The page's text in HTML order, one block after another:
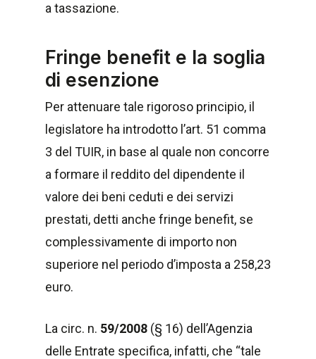
a tassazione.
Fringe benefit e la soglia
di esenzione
Per attenuare tale rigoroso principio, il
legislatore ha introdotto l’art. 51 comma
3 del TUIR, in base al quale non concorre
a formare il reddito del dipendente il
valore dei beni ceduti e dei servizi
prestati, detti anche fringe benefit, se
complessivamente di importo non
superiore nel periodo d’imposta a 258,23
euro.
La circ. n. 59/2008 (§ 16) dell’Agenzia
delle Entrate specifica, infatti, che “tale